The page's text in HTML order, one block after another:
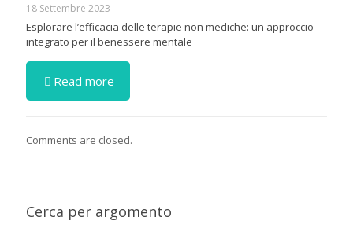
18 Settembre 2023
Esplorare l’efficacia delle terapie non mediche: un approccio
integrato per il benessere mentale
Read more
Comments are closed.
Cerca per argomento